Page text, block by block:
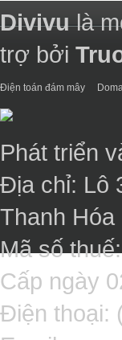
Divivulà
trợ bởi
Điện toán đám mây
Phát triển
Địa chỉ: Lô
Thanh Hóa
Mã số
Cấp ngày
Điện thoại: